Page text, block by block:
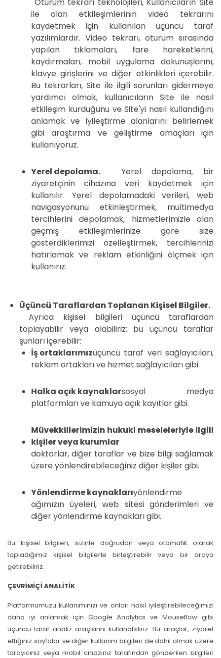
ile olan etkileşimlerinin video tekrarını
kaydetmek için kullanılan üçüncü taraf
yazılımlardır. Video tekrarı, oturum sırasında
yapılan tıklamaları, fare hareketlerini,
kaydırmaları, mobil uygulama dokunuşlarını,
klavye girişlerini ve diğer etkinlikleri içerebilir.
Bu tekrarları, Site ile ilgili sorunları gidermeye
yardımcı olmak, kullanıcıların Site ile nasıl
etkileşim kurduğunu ve Site'yi nasıl kullandığını
anlamak ve iyileştirme alanlarını belirlemek
gibi araştırma ve geliştirme amaçları için
kullanıyoruz.
Yerel depolama. Yerel depolama, bir
ziyaretçinin cihazına veri kaydetmek için
kullanılır. Yerel depolamadaki verileri, web
navigasyonunu etkinleştirmek, multimedya
tercihlerini depolamak, hizmetlerimizle olan
geçmiş etkileşimlerinize göre size
gösterdiklerimizi özelleştirmek, tercihlerinizi
hatırlamak ve reklam etkinliğini ölçmek için
kullanırız.
Üçüncü Taraflardan Toplanan Kişisel Bilgiler.
Ayrıca kişisel bilgileri üçüncü taraflardan
toplayabilir veya alabiliriz; bu üçüncü taraflar
şunları içerebilir:
İş ortaklarımızüçüncü taraf veri sağlayıcıları,
reklam ortakları ve hizmet sağlayıcıları gibi.
Halka açık kaynaklarsosyal medya
platformları ve kamuya açık kayıtlar gibi.
Müvekkillerimizin hukuki meseleleriyle ilgili
kişiler veya kurumlar
doktorlar, diğer taraflar ve bize bilgi sağlamak
üzere yönlendirebileceğiniz diğer kişiler gibi.
Yönlendirme kaynaklarıyönlendirme
ağımızın üyeleri, web sitesi gönderimleri ve
diğer yönlendirme kaynakları gibi.
Bu kişisel bilgileri, sizinle doğrudan veya otomatik olarak
topladığımız kişisel bilgilerle birleştirebilir veya bir araya
getirebiliriz.
ÇEVRİMİÇİ ANALİTİK
Platformumuzu kullanımınızı ve onları nasıl iyileştirebileceğimizi
daha iyi anlamak için Google Analytics ve Mouseflow gibi
üçüncü taraf analiz araçlarını kullanabiliriz. Bu araçlar, ziyaret
ettiğiniz sayfalar ve diğer kullanım bilgileri de dahil olmak üzere
tarayıcınız veya mobil cihazınız tarafından gönderilen bilgileri